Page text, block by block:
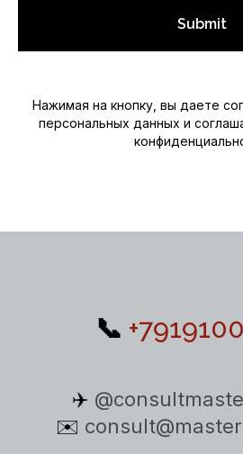
Submit
Нажимая на кнопку, вы даете
персональных данных и
📞
✈️
✉️